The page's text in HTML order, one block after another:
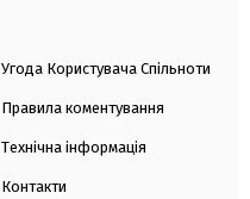
Угода Користувача Спільноти
Правила коментування
Технічна інформація
Контакти